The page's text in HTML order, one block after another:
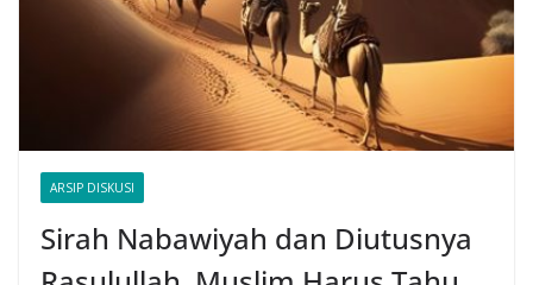
ARSIP DISKUSI
Sirah Nabawiyah dan Diutusnya